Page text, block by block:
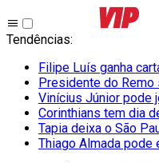
Tendências:
Filipe Luís ganha
Presidente do Remo
Vinícius Júnior pode
Corinthians tem dia
Tapia deixa o São
Thiago Almada pode